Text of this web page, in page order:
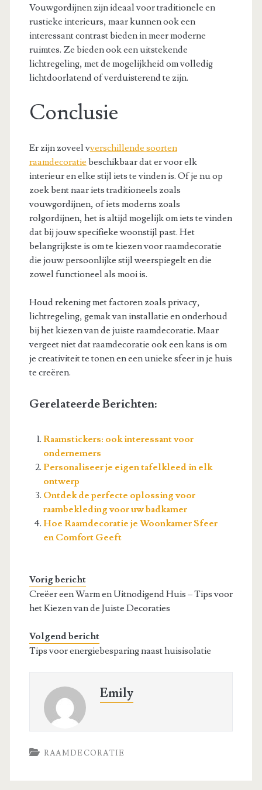
Vouwgordijnen zijn ideaal voor traditionele en
rustieke interieurs, maar kunnen ook een
interessant contrast bieden in meer moderne
ruimtes. Ze bieden ook een uitstekende
lichtregeling, met de mogelijkheid om volledig
lichtdoorlatend of verduisterend te zijn.
Conclusie
Er zijn zoveel vverschillende soorten
raamdecoratie beschikbaar dat er voor elk
interieur en elke stijl iets te vinden is. Of je nu op
zoek bent naar iets traditioneels zoals
vouwgordijnen, of iets moderns zoals
rolgordijnen, het is altijd mogelijk om iets te vinden
dat bij jouw specifieke woonstijl past. Het
belangrijkste is om te kiezen voor raamdecoratie
die jouw persoonlijke stijl weerspiegelt en die
zowel functioneel als mooi is.
Houd rekening met factoren zoals privacy,
lichtregeling, gemak van installatie en onderhoud
bij het kiezen van de juiste raamdecoratie. Maar
vergeet niet dat raamdecoratie ook een kans is om
je creativiteit te tonen en een unieke sfeer in je huis
te creëren.
Gerelateerde Berichten:
Raamstickers: ook interessant voor
ondernemers
Personaliseer je eigen tafelkleed in elk
ontwerp
Ontdek de perfecte oplossing voor
raambekleding voor uw badkamer
Hoe Raamdecoratie je Woonkamer Sfeer
en Comfort Geeft
Vorig bericht
Creëer een Warm en Uitnodigend Huis – Tips voor
het Kiezen van de Juiste Decoraties
Volgend bericht
Tips voor energiebesparing naast huisisolatie
Emily
RAAMDECORATIE